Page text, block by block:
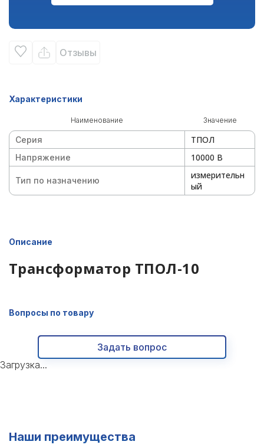
Отзывы
Характеристики
Наименование Значение
Серия ТПОЛ
Напряжение 10000 В
Тип по назначению
измерительн
ый
Описание
Трансформатор ТПОЛ-10
Вопросы по товару
Задать вопрос
Загрузка...
Наши преимущества